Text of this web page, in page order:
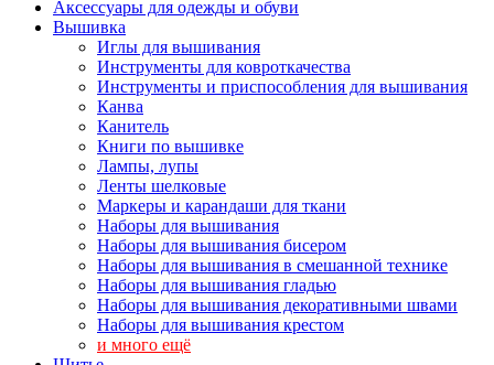
Аксессуары для одежды и обуви
Вышивка
Иглы для вышивания
Инструменты для ковроткачества
Инструменты и приспособления для вышивания
Канва
Канитель
Книги по вышивке
Лампы, лупы
Ленты шелковые
Маркеры и карандаши для ткани
Наборы для вышивания
Наборы для вышивания бисером
Наборы для вышивания в смешанной технике
Наборы для вышивания гладью
Наборы для вышивания декоративными швами
Наборы для вышивания крестом
и много ещё